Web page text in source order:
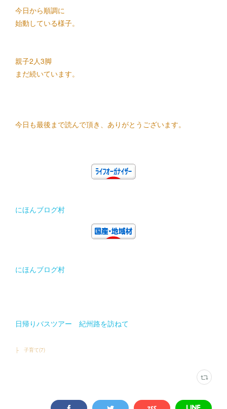
今日から順調に
始動している様子。
親子2人3脚
まだ続いています。
今日も最後まで読んで頂き、ありがとうございます。
にほんブログ村
にほんブログ村
日帰りバスツアー 紀州路を訪ねて
├ 子育て(7)